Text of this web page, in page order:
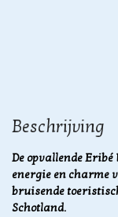
Beschrijving
De opvallende
energie en charme
bruisende
Schotland.